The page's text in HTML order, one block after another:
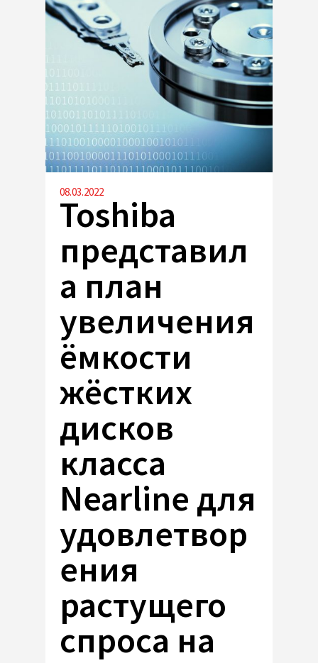
08.03.2022
Toshiba
представил
а план
увеличения
ёмкости
жёстких
дисков
класса
Nearline для
удовлетвор
ения
растущего
спроса на